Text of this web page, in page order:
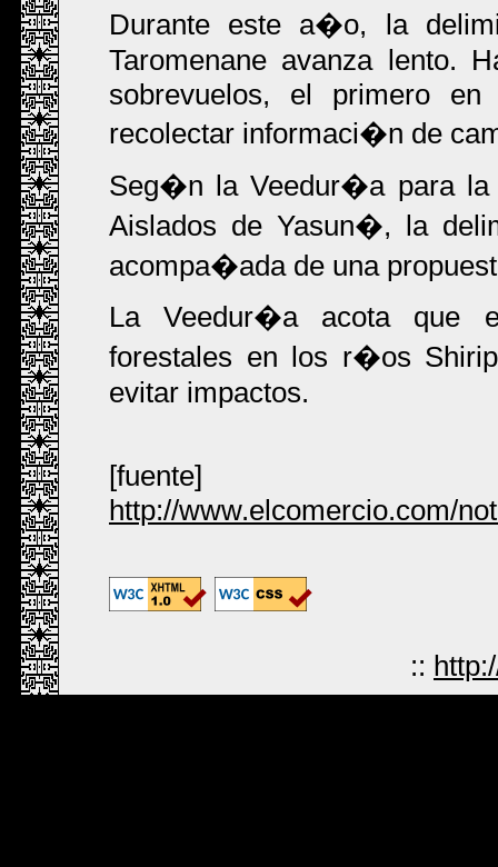
Durante este a�o, la
Taromenane avanza lento.
sobrevuelos, el primero
recolectar informaci�n de
Seg�n la Veedur�a para
Aislados de Yasun�, la
acompa�ada de una
La Veedur�a acota que
forestales en los r�os
evitar impactos.
[fuente]
http://www.elcomercio.com/
::